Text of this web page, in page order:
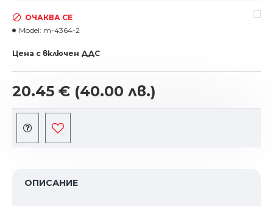
20.45 € (40.00 лв.)
ОЧАКВА СЕ
Model: m-4364-2
Цена с включен ДДС
ОПИСАНИЕ